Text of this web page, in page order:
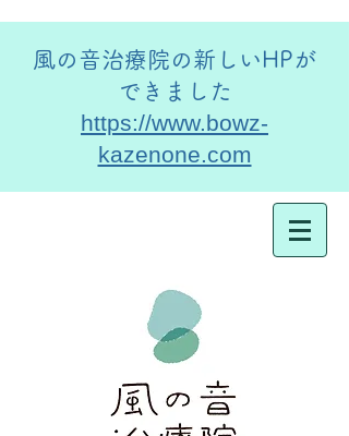
​風の音治療院の新しいHPが
できました
https://www.bowz-
kazenone.com